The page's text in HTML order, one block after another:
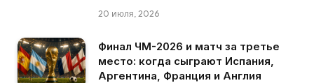
20 июля, 2026
Финал ЧМ-2026 и матч за третье
место: когда сыграют Испания,
Аргентина, Франция и Англия